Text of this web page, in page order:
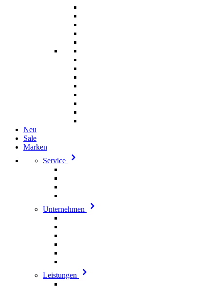
Neu
Sale
Marken
Service
Unternehmen
Leistungen